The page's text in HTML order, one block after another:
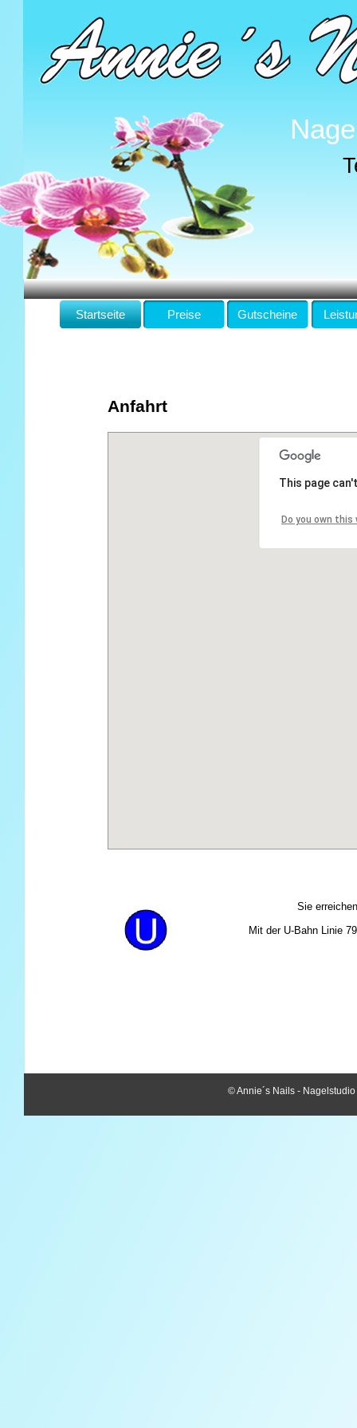
Startseite Preise Gutscheine
This page
Do you own this
Anfahrt
© Annie´s Nails -
Sie
Mit der U-Bahn Linie